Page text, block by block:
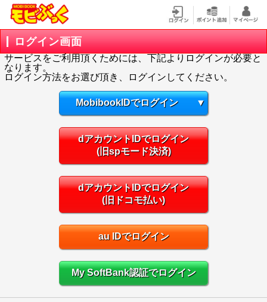
ログイン画面
サービスをご利用頂くためには、下記よりログインが必要と
なります。
ログイン方法をお選び頂き、ログインしてください。
MobibookIDでログイン ▼
dアカウントIDでログイン
(旧spモード決済)
dアカウントIDでログイン
(旧ドコモ払い)
au IDでログイン
My SoftBank認証でログイン